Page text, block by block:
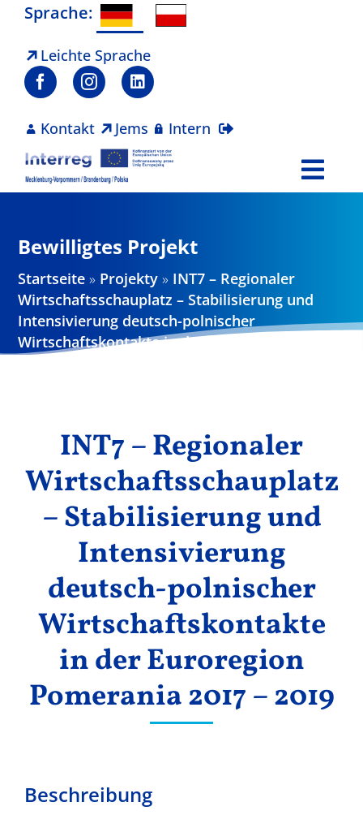
Zum
springen
Sprache:
Leichte Sprache
Kontakt Jems Intern
Projekte
Aktuelles
Bewilligtes Projekt
Startseite » Projekty » INT7 – Regionaler
Wirtschaftsschauplatz – Stabilisierung und
Intensivierung deutsch-polnischer
Wirtschaftskontakte in der Euroregion
INT7 – Regionaler
Wirtschaftsschauplatz
– Stabilisierung und
Intensivierung
deutsch-polnischer
Wirtschaftskontakte
in der Euroregion
Pomerania 2017 – 2019
Beschreibung